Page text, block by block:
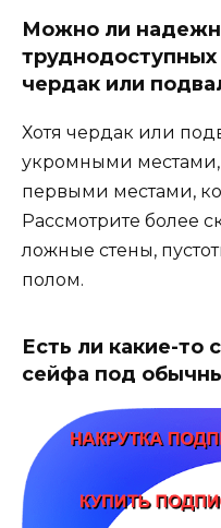
Можно ли
труднодоступных
чердак или
Хотя чердак или
укромными местами,
первыми местами,
Рассмотрите более
ложные стены,
полом.
Есть ли какие-то
сейфа под